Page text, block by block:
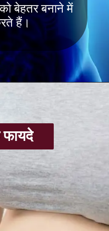
बेहतर बनाने में
हैं।
फायदे